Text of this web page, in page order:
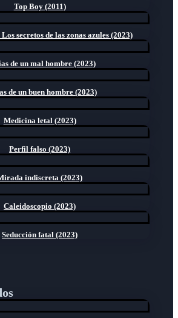
Top Boy (2011)
secretos de las zonas azules (2023)
de un mal hombre (2023)
de un buen hombre (2023)
Medicina letal (2023)
Perfil falso (2023)
indiscreta (2023)
Caleidoscopio (2023)
Seducción fatal (2023)